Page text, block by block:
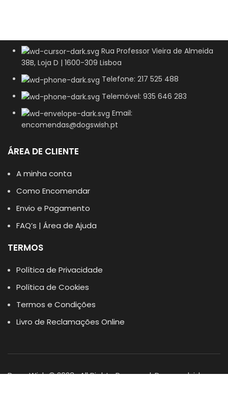
Rua Professor Vieira de Almeida
38B, Loja D | 1600-309 Lisboa
Telefone: 217 525 488
Telemóvel: 935 646 283
Email:
encomendas@dogswish.pt
ÁREA DE CLIENTE
A minha conta
Como Encomendar
Envio e Pagamento
FAQ’s | Área de Ajuda
TERMOS
Política de Privacidade
Política de Cookies
Termos e Condições
Livro de Reclamações Online
Dogs Wish © 2023 . All Rights Reserved. Desenvolvido por